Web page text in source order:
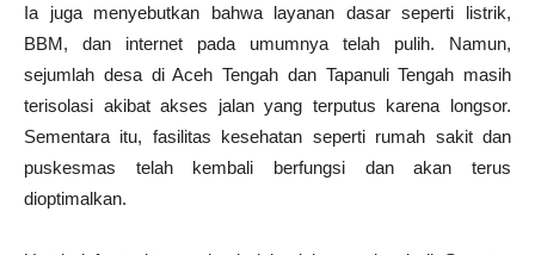
Ia juga menyebutkan bahwa layanan dasar seperti listrik,
BBM, dan internet pada umumnya telah pulih. Namun,
sejumlah desa di Aceh Tengah dan Tapanuli Tengah masih
terisolasi akibat akses jalan yang terputus karena longsor.
Sementara itu, fasilitas kesehatan seperti rumah sakit dan
puskesmas telah kembali berfungsi dan akan terus
dioptimalkan.